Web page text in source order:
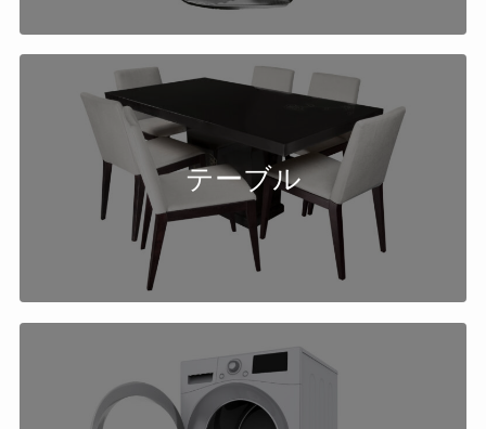
テーブル